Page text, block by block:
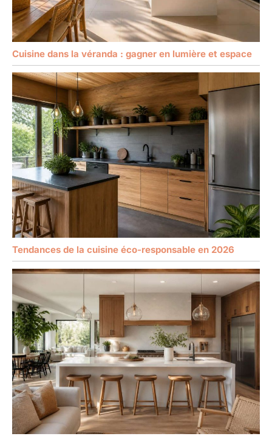
Cuisine dans la véranda : gagner en lumière et espace
Tendances de la cuisine éco-responsable en 2026